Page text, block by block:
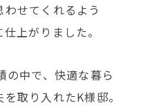
せてくれるよう
上がりました。
の中で、快適な暮ら
取り入れたK様邸。